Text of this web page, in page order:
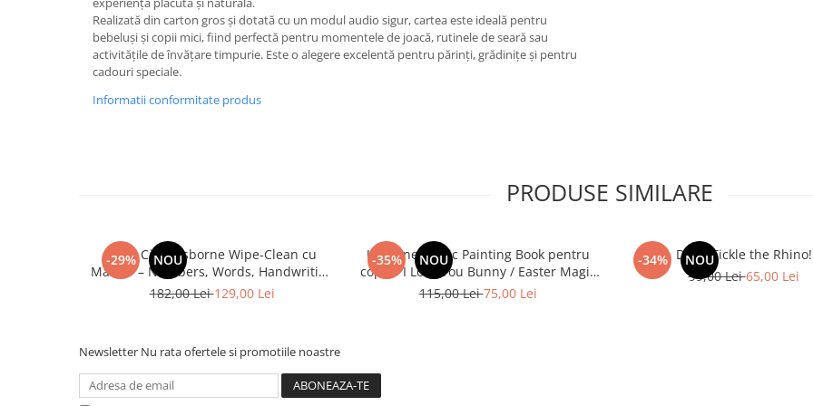
Realizată din carton gros și dotată cu un modul audio sigur, cartea este ideală pentru
bebeluși și copii mici, fiind perfectă pentru momentele de joacă, rutinele de seară sau
activitățile de învățare timpurie. Este o alegere excelentă pentru părinți, grădinițe și pentru
cadouri speciale.
Informatii conformitate produs
PRODUSE SIMILARE
-29% NOU
Set 3 Cărți Usborne Wipe-Clean cu
Marker – Numbers, Words, Handwriting
pentru Copii
182,00 Lei129,00 Lei
-35% NOU
Usborne Magic Painting Book pentru
copii – I Love You Bunny / Easter Magic
Painting
115,00 Lei75,00 Lei
-34% NOU
Don't Tickle the Rhino!
99,00 Lei65,00 Lei
Newsletter Nu rata ofertele si promotiile noastre